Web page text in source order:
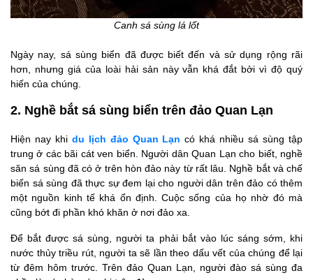
Canh sá sùng lá lốt
Ngày nay, sá sùng biển đã được biết đến và sử dụng rộng rãi
hơn, nhưng giá của loài hải sản này vẫn khá đắt bởi vì độ quý
hiến của chúng.
2. Nghề bắt sá sùng biển trên đảo Quan Lạn
Hiện nay khi du lịch đảo Quan Lạn có khá nhiều sá sùng tập
trung ở các bãi cát ven biển. Người dân Quan Lạn cho biết, nghề
săn sá sùng đã có ở trên hòn đảo này từ rất lâu. Nghề bắt và chế
biến sá sùng đã thực sự đem lại cho người dân trên đảo có thêm
một nguồn kinh tế khá ổn định. Cuộc sống của họ nhờ đó mà
cũng bớt đi phần khó khăn ở nơi đảo xa.
Để bắt được sá sùng, người ta phải bắt vào lúc sáng sớm, khi
nước thủy triều rút, người ta sẽ lần theo dấu vết của chúng để lại
từ đêm hôm trước. Trên đảo Quan Lạn, người đào sá sùng đa